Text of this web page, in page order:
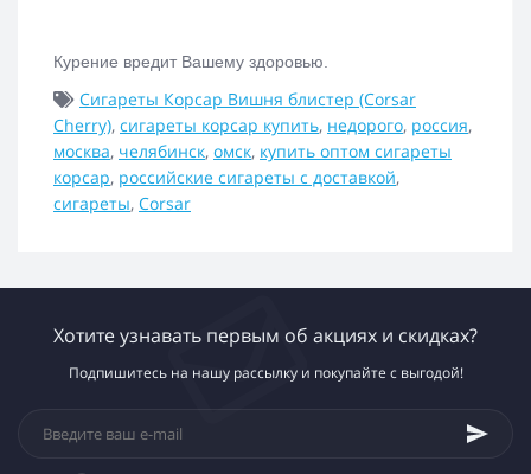
Курение вредит Вашему здоровью.
Сигареты Корсар Вишня блистер (Corsar
Cherry), сигареты корсар купить, недорого, россия,
москва, челябинск, омск, купить оптом сигареты
корсар, российские сигареты с доставкой,
сигареты, Corsar
Хотите узнавать первым об акциях и скидках?
Подпишитесь на нашу рассылку и покупайте с выгодой!